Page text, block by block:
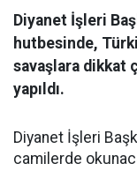
Diyanet İşleri
hutbesinde,
savaşlara dikkat
yapıldı.
Diyanet İşleri
camilerde